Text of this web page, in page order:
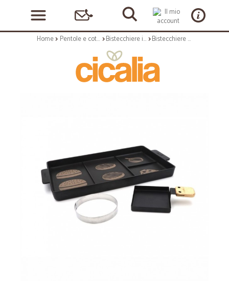
Home Pentole e cottura Bistecchiere in ghisa e piastre Bistecchiere e piastre: Grill per hamburger con accessori